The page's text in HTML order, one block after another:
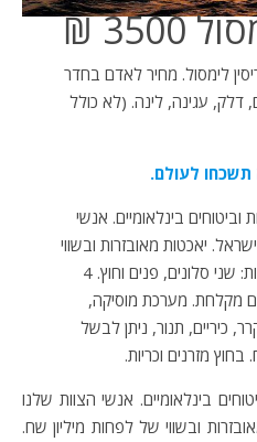
קפריסין לימסול. מחיר לאדם בחדר
דלק, עגינה, לינה. (לא כולל
תשכחו לעולם.
וביטוחים בינלאומיים. אנשי
יאכטות מאובזרות ובשווי
של לפחות מיליון שח. ביאכטות: שני סלונים, פנים וחוץ. 4
מקלחת. מערכת מוסיקה,
כיריים, תנור, ניתן לבשל
מזרנים וכריות.
ובשווי של לפחות מיליון שח.